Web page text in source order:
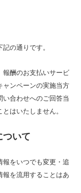
の通りです。
報酬のお支払いサービ
ャンペーンの実施当方
合わせへのご回答当
はいたしません。
ついて
報をいつでも変更・追
報を流用することはあ